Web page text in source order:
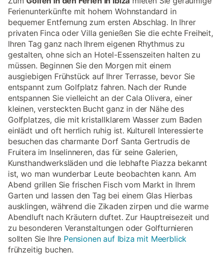
Ferienunterkünfte mit hohem Wohnstandard in
bequemer Entfernung zum ersten Abschlag. In Ihrer
privaten Finca oder Villa genießen Sie die echte Freiheit,
Ihren Tag ganz nach Ihrem eigenen Rhythmus zu
gestalten, ohne sich an Hotel-Essenszeiten halten zu
müssen. Beginnen Sie den Morgen mit einem
ausgiebigen Frühstück auf Ihrer Terrasse, bevor Sie
entspannt zum Golfplatz fahren. Nach der Runde
entspannen Sie vielleicht an der Cala Olivera, einer
kleinen, versteckten Bucht ganz in der Nähe des
Golfplatzes, die mit kristallklarem Wasser zum Baden
einlädt und oft herrlich ruhig ist. Kulturell Interessierte
besuchen das charmante Dorf Santa Gertrudis de
Fruitera im Inselinneren, das für seine Galerien,
Kunsthandwerksläden und die lebhafte Piazza bekannt
ist, wo man wunderbar Leute beobachten kann. Am
Abend grillen Sie frischen Fisch vom Markt in Ihrem
Garten und lassen den Tag bei einem Glas Hierbas
ausklingen, während die Zikaden zirpen und die warme
Abendluft nach Kräutern duftet. Zur Hauptreisezeit und
zu besonderen Veranstaltungen oder Golfturnieren
sollten Sie Ihre Pensionen auf Ibiza mit Meerblick
frühzeitig buchen.